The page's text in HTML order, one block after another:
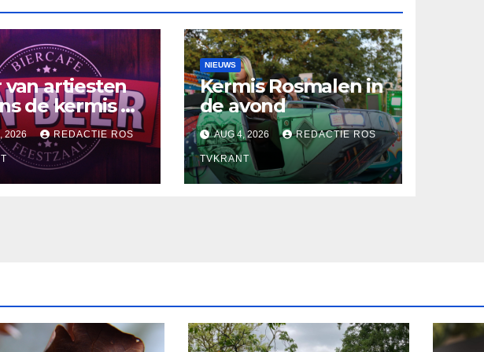
van artiesten
de kermis bij
Beer
2026 REDACTIE ROS
NIEUWS
Kermis Rosmalen in
de avond
AUG 4, 2026 REDACTIE ROS
TVKRANT